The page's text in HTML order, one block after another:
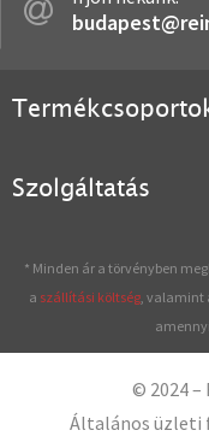
Szolgáltatás
* Minden ár a törvényben
a szállítási költség, valamint
© 2024 –
Általános